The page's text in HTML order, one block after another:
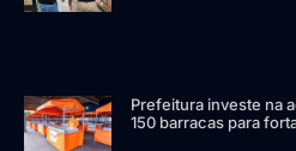
Prefeitura investe na
150 barracas para